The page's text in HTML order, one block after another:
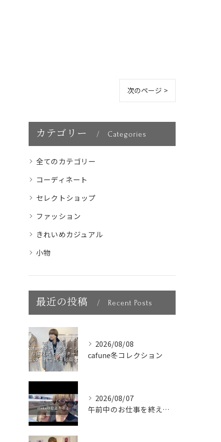
次のページ >
カテゴリー Categories
全てのカテゴリー
コーディネート
セレクトショップ
ファッション
きれいめカジュアル
小物
最近の投稿 Recent Posts
2026/08/08
cafune冬コレクション
2026/08/07
午前中のお仕事を終えて、新大久保へランチに🇰🇷🤍